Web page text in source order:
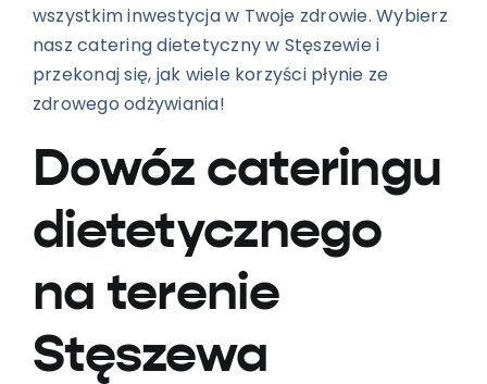
wszystkim inwestycja w Twoje zdrowie. Wybierz
nasz catering dietetyczny w Stęszewie i
przekonaj się, jak wiele korzyści płynie ze
zdrowego odżywiania!
Dowóz cateringu
dietetycznego
na terenie
Stęszewa